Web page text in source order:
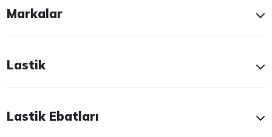
Markalar
Lastik
Lastik Ebatları